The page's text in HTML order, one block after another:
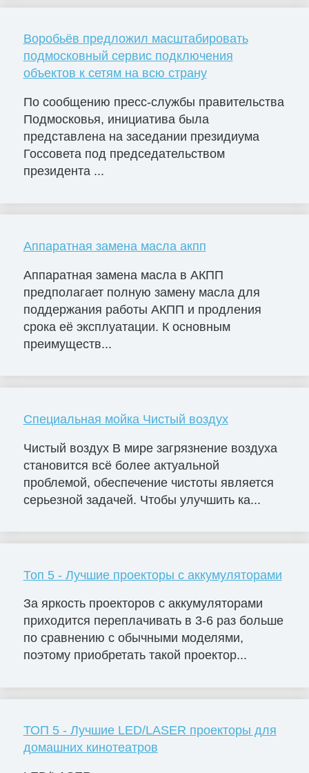
Воробьёв предложил масштабировать
подмосковный сервис подключения
объектов к сетям на всю страну
По сообщению пресс-службы правительства
Подмосковья, инициатива была
представлена на заседании президиума
Госсовета под председательством
президента ...
Аппаратная замена масла акпп
Аппаратная замена масла в АКПП
предполагает полную замену масла для
поддержания работы АКПП и продления
срока её эксплуатации. К основным
преимуществ...
Специальная мойка Чистый воздух
Чистый воздух В мире загрязнение воздуха
становится всё более актуальной
проблемой, обеспечение чистоты является
серьезной задачей. Чтобы улучшить ка...
Топ 5 - Лучшие проекторы с аккумуляторами
За яркость проекторов с аккумуляторами
приходится переплачивать в 3-6 раз больше
по сравнению с обычными моделями,
поэтому приобретать такой проектор...
ТОП 5 - Лучшие LED/LASER проекторы для
домашних кинотеатров